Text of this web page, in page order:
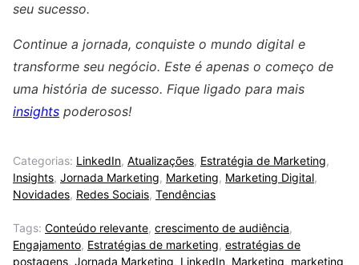
seu sucesso.
Continue a jornada, conquiste o mundo digital e
transforme seu negócio. Este é apenas o começo de
uma história de sucesso. Fique ligado para mais
insights poderosos!
Categorias: LinkedIn, Atualizações, Estratégia de Marketing,
Insights, Jornada Marketing, Marketing, Marketing Digital,
Novidades, Redes Sociais, Tendências
Tags: Conteúdo relevante, crescimento de audiência,
Engajamento, Estratégias de marketing, estratégias de
postagens, Jornada Marketing, LinkedIn, Marketing, marketing